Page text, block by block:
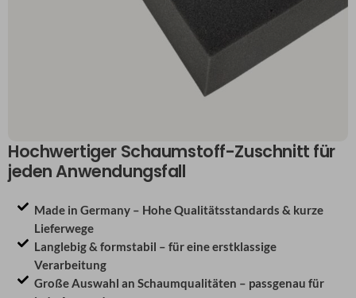
Hochwertiger Schaumstoff-Zuschnitt für
jeden Anwendungsfall
Made in Germany – Hohe Qualitätsstandards & kurze
Lieferwege
Langlebig & formstabil – für eine erstklassige
Verarbeitung
Große Auswahl an Schaumqualitäten – passgenau für